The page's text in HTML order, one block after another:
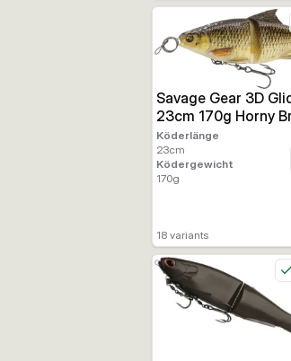
Savage Gear 3D
23cm 170g Horny
Köderlänge
23cm
Ködergewicht
170g
18 variants